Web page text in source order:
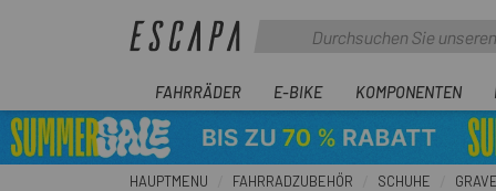
FAHRRÄDER E-BIKE KOMPONENTEN
HAUPTMENU FAHRRADZUBEHÖR SCHUHE